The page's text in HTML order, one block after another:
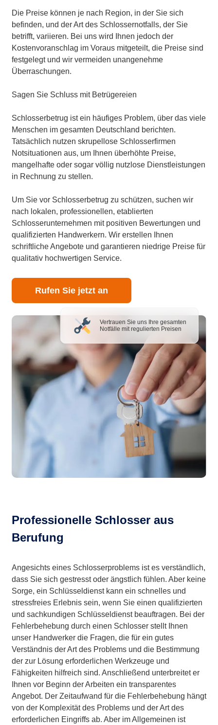
Die Preise können je nach Region, in der Sie sich
befinden, und der Art des Schlossernotfalls, der Sie
betrifft, variieren. Bei uns wird Ihnen jedoch der
Kostenvoranschlag im Voraus mitgeteilt, die Preise sind
festgelegt und wir vermeiden unangenehme
Überraschungen.
Sagen Sie Schluss mit Betrügereien
Schlosserbetrug ist ein häufiges Problem, über das viele
Menschen im gesamten Deutschland berichten.
Tatsächlich nutzen skrupellose Schlosserfirmen
Notsituationen aus, um Ihnen überhöhte Preise,
mangelhafte oder sogar völlig nutzlose Dienstleistungen
in Rechnung zu stellen.
Um Sie vor Schlosserbetrug zu schützen, suchen wir
nach lokalen, professionellen, etablierten
Schlosserunternehmen mit positiven Bewertungen und
qualifizierten Handwerkern. Wir erstellen Ihnen
schriftliche Angebote und garantieren niedrige Preise für
qualitativ hochwertigen Service.
Rufen Sie jetzt an
Vertrauen Sie uns Ihre gesamten
Notfälle mit regulierten Preisen
Professionelle Schlosser aus
Berufung
Angesichts eines Schlosserproblems ist es verständlich,
dass Sie sich gestresst oder ängstlich fühlen. Aber keine
Sorge, ein Schlüsseldienst kann ein schnelles und
stressfreies Erlebnis sein, wenn Sie einen qualifizierten
und sachkundigen Schlüsseldienst beauftragen. Bei der
Fehlerbehebung durch einen Schlosser stellt Ihnen
unser Handwerker die Fragen, die für ein gutes
Verständnis der Art des Problems und die Bestimmung
der zur Lösung erforderlichen Werkzeuge und
Fähigkeiten hilfreich sind. Anschließend unterbreitet er
Ihnen vor Beginn der Arbeiten ein transparentes
Angebot. Der Zeitaufwand für die Fehlerbehebung hängt
von der Komplexität des Problems und der Art des
erforderlichen Eingriffs ab. Aber im Allgemeinen ist